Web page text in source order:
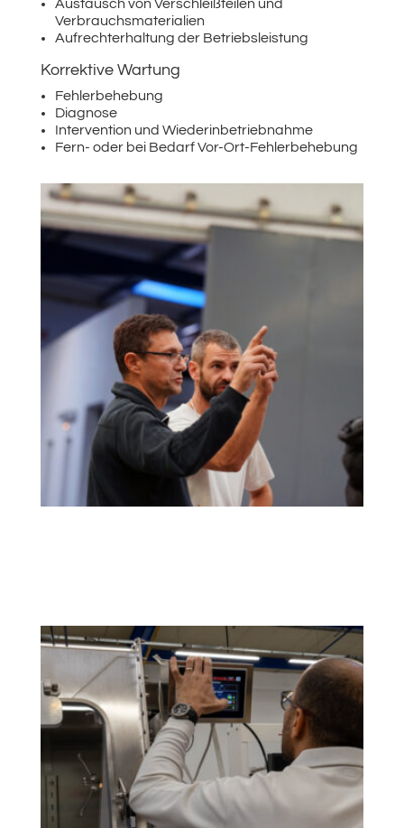
Austausch von Verschleißteilen und
Verbrauchsmaterialien
Aufrechterhaltung der Betriebsleistung
Korrektive Wartung
Fehlerbehebung
Diagnose
Intervention und Wiederinbetriebnahme
Fern- oder bei Bedarf Vor-Ort-Fehlerbehebung